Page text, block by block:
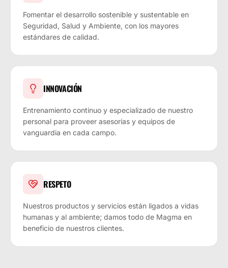
Fomentar el desarrollo sostenible y sustentable en
Seguridad, Salud y Ambiente, con los mayores
estándares de calidad.
INNOVACIÓN
Entrenamiento continuo y especializado de nuestro
personal para proveer asesorías y equipos de
vanguardia en cada campo.
RESPETO
Nuestros productos y servicios están ligados a vidas
humanas y al ambiente; damos todo de Magma en
beneficio de nuestros clientes.